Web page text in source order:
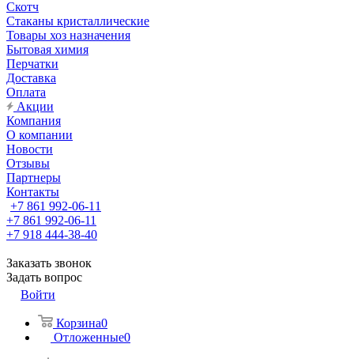
Скотч
Стаканы кристаллические
Товары хоз назначения
Бытовая химия
Перчатки
Доставка
Оплата
Акции
Компания
О компании
Новости
Отзывы
Партнеры
Контакты
+7 861 992-06-11
+7 861 992-06-11
+7 918 444-38-40
Заказать звонок
Задать вопрос
Войти
Корзина0
Отложенные0